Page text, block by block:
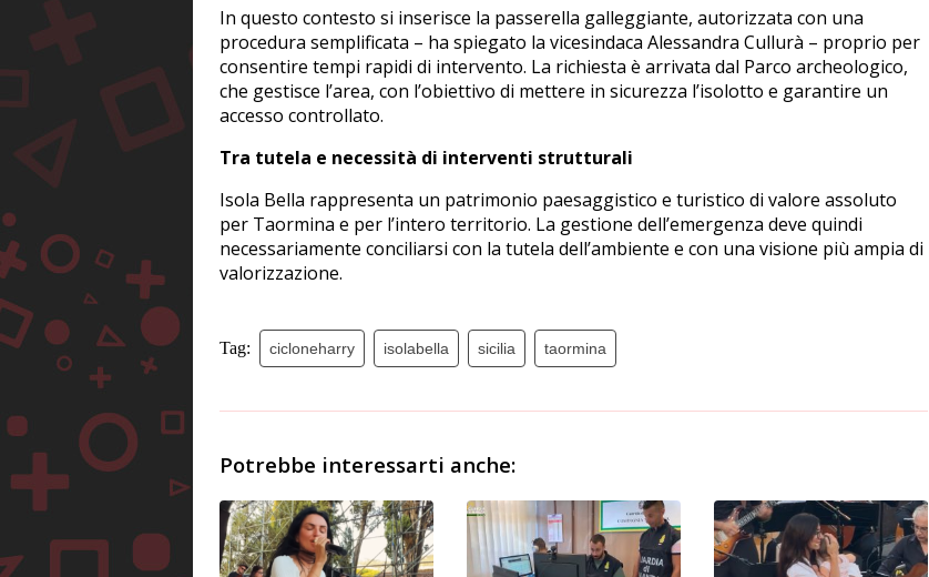
In questo contesto si inserisce la passerella galleggiante, autorizzata con una
procedura semplificata – ha spiegato la vicesindaca Alessandra Cullurà – proprio per
consentire tempi rapidi di intervento. La richiesta è arrivata dal Parco archeologico,
che gestisce l’area, con l’obiettivo di mettere in sicurezza l’isolotto e garantire un
accesso controllato.
Tra tutela e necessità di interventi strutturali
Isola Bella rappresenta un patrimonio paesaggistico e turistico di valore assoluto
per Taormina e per l’intero territorio. La gestione dell’emergenza deve quindi
necessariamente conciliarsi con la tutela dell’ambiente e con una visione più ampia di
valorizzazione.
Tag: cicloneharry isolabella sicilia taormina
Potrebbe interessarti anche: